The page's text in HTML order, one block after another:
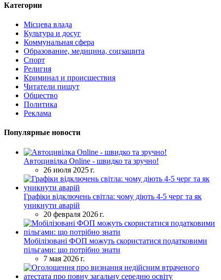
Категории
Місцева влада
Культура и досуг
Коммунальная сфера
Образование, медицина, соцзащита
Спорт
Религия
Криминал и происшествия
Читатели пишут
Общество
Политика
Реклама
Популярные новости
Автоцивілка Online - швидко та зручно!
26 июля 2025 г.
Графіки відключень світла: чому діють 4-5 черг та як
уникнути аварій
20 февраля 2026 г.
Мобілізовані ФОП можуть скористатися податковими
пільгами: що потрібно знати
7 мая 2026 г.